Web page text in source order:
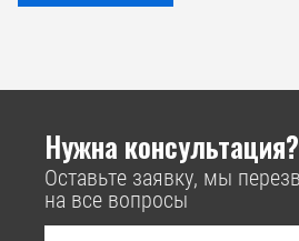
Нужна консультация?
Оставьте заявку, мы
на все вопросы